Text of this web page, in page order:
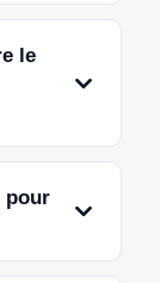
le
pour